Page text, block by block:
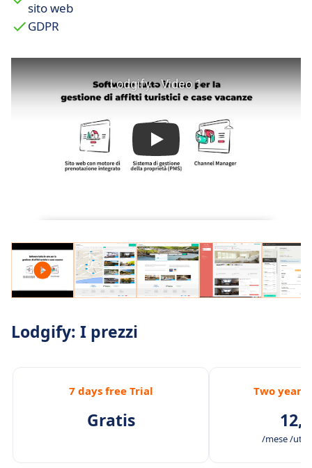
sito web
GDPR
Lodgify: I prezzi
7 days free Trial
Gratis
Two years
/mese /